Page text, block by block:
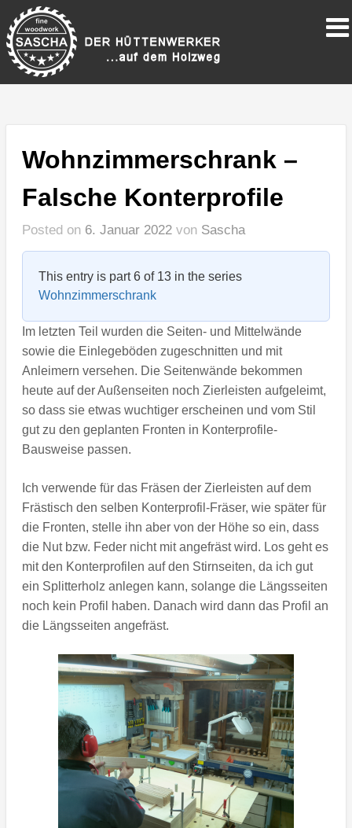
Wohnzimmerschrank –
Falsche Konterprofile
Posted on 6. Januar 2022von Sascha
This entry is part 6 of 13 in the series
Wohnzimmerschrank
Im letzten Teil wurden die Seiten- und Mittelwände
sowie die Einlegeböden zugeschnitten und mit
Anleimern versehen. Die Seitenwände bekommen
heute auf der Außenseiten noch Zierleisten aufgeleimt,
so dass sie etwas wuchtiger erscheinen und vom Stil
gut zu den geplanten Fronten in Konterprofile-
Bausweise passen.
Ich verwende für das Fräsen der Zierleisten auf dem
Frästisch den selben Konterprofil-Fräser, wie später für
die Fronten, stelle ihn aber von der Höhe so ein, dass
die Nut bzw. Feder nicht mit angefräst wird. Los geht es
mit den Konterprofilen auf den Stirnseiten, da ich gut
ein Splitterholz anlegen kann, solange die Längsseiten
noch kein Profil haben. Danach wird dann das Profil an
die Längsseiten angefräst.